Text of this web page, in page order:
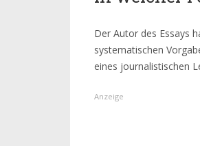
Der Autor des Essays
systematischen
eines journalistischen